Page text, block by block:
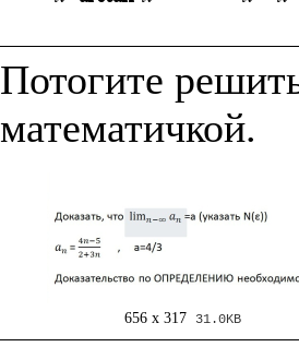
Потогите
656 x 317 31.0KB